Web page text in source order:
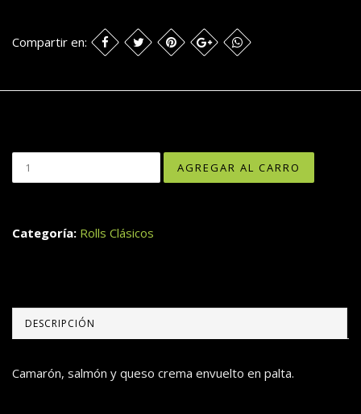
Compartir en:
Categoría: Rolls Clásicos
DESCRIPCIÓN
Camarón, salmón y queso crema envuelto en palta.